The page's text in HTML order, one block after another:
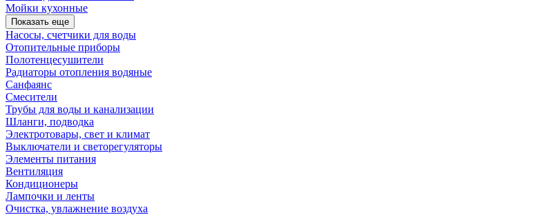
Мойки кухонные
Показать еще
Насосы, счетчики для воды
Отопительные приборы
Полотенцесушители
Радиаторы отопления водяные
Санфаянс
Смесители
Трубы для воды и канализации
Шланги, подводка
Электротовары, свет и климат
Выключатели и светорегуляторы
Элементы питания
Вентиляция
Кондиционеры
Лампочки и ленты
Очистка, увлажнение воздуха